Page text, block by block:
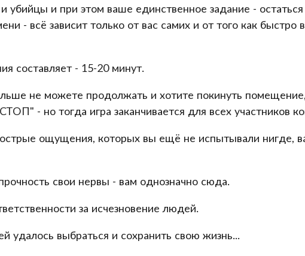
убийцы и при этом ваше единственное задание -
- всё зависит только от вас самих и от того как быстро
составляет - 15-20 минут.
не можете продолжать и хотите покинуть
- но тогда игра заканчивается для всех участников
ощущения, которых вы ещё не испытывали нигде,
свои нервы - вам однозначно сюда.
за исчезновение людей.
удалось выбраться и сохранить свою жизнь...